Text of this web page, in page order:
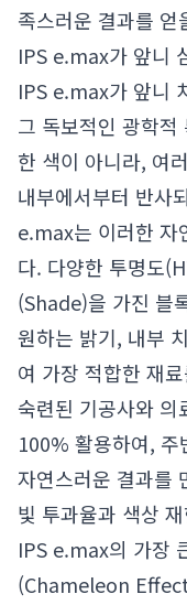
족스러운 결과를 얻
IPS e.max가 앞니
IPS e.max가 앞니
그 독보적인 광학적
한 색이 아니라, 여
내부에서부터 반사
e.max는 이러한 자
다. 다양한 투명도
(Shade)을 가진 블
원하는 밝기, 내부
여 가장 적합한 재
숙련된 기공사와
100% 활용하여, 주
자연스러운 결과를
빛 투과율과 색상
IPS e.max의 가장
(Chameleon